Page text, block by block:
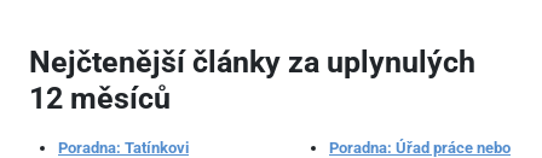
Nejčtenější články za uplynulých
12 měsíců
Poradna: Tatínkovi
Poradna: Úřad práce nebo